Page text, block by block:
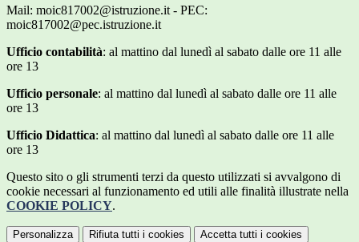
Mail: moic817002@istruzione.it - PEC:
moic817002@pec.istruzione.it
Ufficio contabilità: al mattino dal lunedì al sabato dalle ore 11 alle
ore 13
Ufficio personale: al mattino dal lunedì al sabato dalle ore 11 alle
ore 13
Ufficio Didattica: al mattino dal lunedì al sabato dalle ore 11 alle
ore 13
Questo sito o gli strumenti terzi da questo utilizzati si avvalgono di
cookie necessari al funzionamento ed utili alle finalità illustrate nella
COOKIE POLICY.
Personalizza Rifiuta tutti i cookies Accetta tutti i cookies